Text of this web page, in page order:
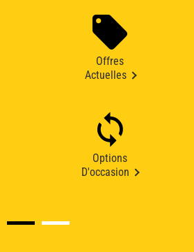
Offres
Actuelles
Options
D'occasion